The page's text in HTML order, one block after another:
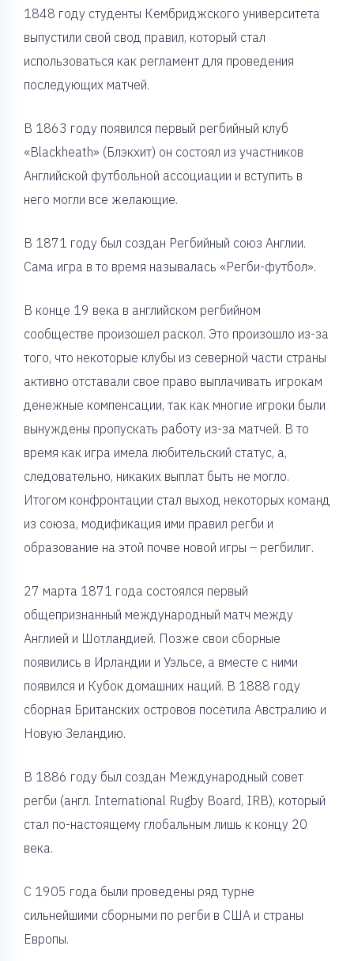
1848 году студенты Кембриджского университета
выпустили свой свод правил, который стал
использоваться как регламент для проведения
последующих матчей.
В 1863 году появился первый регбийный клуб
«Blackheath» (Блэкхит) он состоял из участников
Английской футбольной ассоциации и вступить в
него могли все желающие.
В 1871 году был создан Регбийный союз Англии.
Сама игра в то время называлась «Регби-футбол».
В конце 19 века в английском регбийном
сообществе произошел раскол. Это произошло из-за
того, что некоторые клубы из северной части страны
активно отставали свое право выплачивать игрокам
денежные компенсации, так как многие игроки были
вынуждены пропускать работу из-за матчей. В то
время как игра имела любительский статус, а,
следовательно, никаких выплат быть не могло.
Итогом конфронтации стал выход некоторых команд
из союза, модификация ими правил регби и
образование на этой почве новой игры – регбилиг.
27 марта 1871 года состоялся первый
общепризнанный международный матч между
Англией и Шотландией. Позже свои сборные
появились в Ирландии и Уэльсе, а вместе с ними
появился и Кубок домашних наций. В 1888 году
сборная Британских островов посетила Австралию и
Новую Зеландию.
В 1886 году был создан Международный совет
регби (англ. International Rugby Board, IRB), который
стал по-настоящему глобальным лишь к концу 20
века.
С 1905 года были проведены ряд турне
сильнейшими сборными по регби в США и страны
Европы.